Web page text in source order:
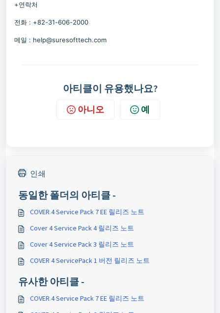
+연락처
전화 : +82-31-606-2000
메일 : help@suresofttech.com
아티클이 유용했나요?
아니오 예
인쇄
동일한 폴더의 아티클 -
COVER 4 Service Pack 7 EE 릴리즈 노트
Cover 4 Service Pack 4 릴리즈 노트
Cover 4 Service Pack 3 릴리즈 노트
COVER 4 ServicePack 1 버전 릴리즈 노트
유사한 아티클 -
COVER 4 Service Pack 7 EE 릴리즈 노트